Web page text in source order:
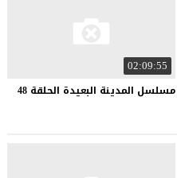
02:09:55
مسلسل المدينة البعيدة الحلقة 48